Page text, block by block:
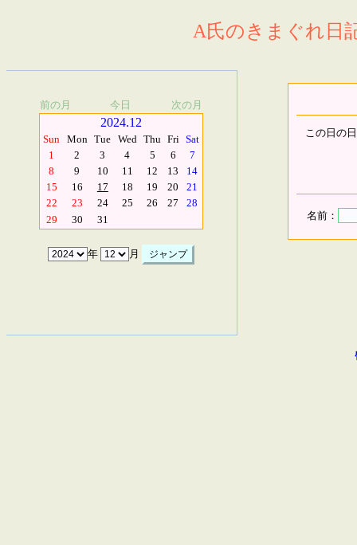
A氏のきまぐれ日
前の月 今日 次の月
2024.12
Sun Mon Tue Wed Thu Fri Sat
1
2 3 4 5 6
7
8
9 10 11 12 13
14
15
16 17 18 19 20
21
22
23 24 25 26 27
28
29
30 31
年 月
この日の
名前：